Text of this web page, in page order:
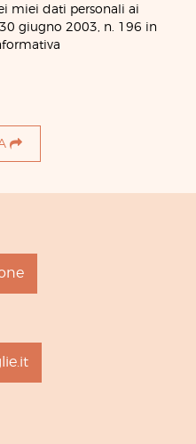
miei dati personali ai
giugno 2003, n. 196 in